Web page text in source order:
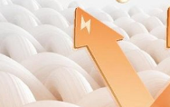
運動、戶外與休閒
嬰幼兒與孕婦
汽機車精品百貨